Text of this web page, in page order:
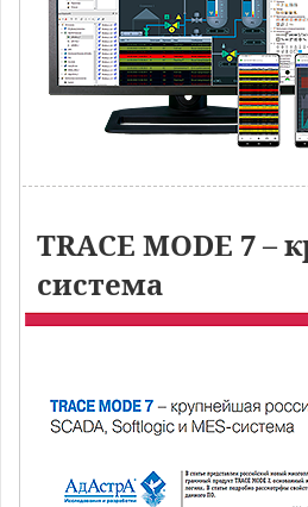
TRACE MODE 7 –
система